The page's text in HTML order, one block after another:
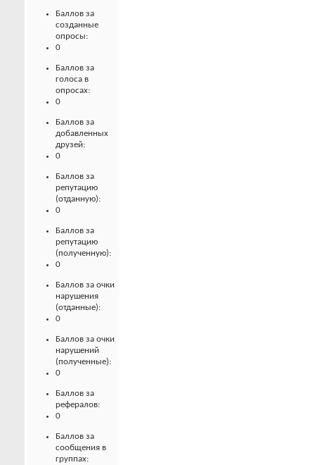
Баллов за
созданные
опросы:
0
Баллов за
голоса в
опросах:
0
Баллов за
добавленных
друзей:
0
Баллов за
репутацию
(отданную):
0
Баллов за
репутацию
(полученную):
0
Баллов за очки
нарушения
(отданные):
0
Баллов за очки
нарушений
(полученные):
0
Баллов за
рефералов:
0
Баллов за
сообщения в
группах: